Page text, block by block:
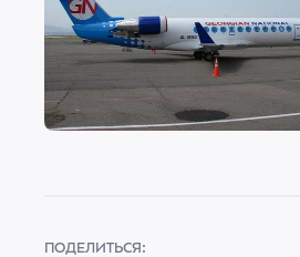
ПОДЕЛИТЬСЯ: